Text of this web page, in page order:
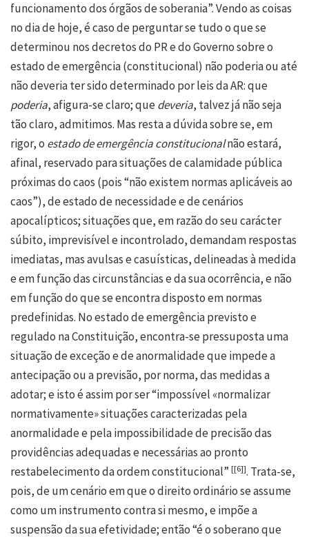
funcionamento dos órgãos de soberania”. Vendo as coisas
no dia de hoje, é caso de perguntar se tudo o que se
determinou nos decretos do PR e do Governo sobre o
estado de emergência (constitucional) não poderia ou até
não deveria ter sido determinado por leis da AR: que
poderia, afigura-se claro; quedeveria, talvez já não seja
tão claro, admitimos. Mas resta a dúvida sobre se, em
rigor, o estado de emergência constitucionalnão estará,
afinal, reservado para situações de calamidade pública
próximas do caos (pois “não existem normas aplicáveis ao
caos”), de estado de necessidade e de cenários
apocalípticos; situações que, em razão do seu carácter
súbito, imprevisível e incontrolado, demandam respostas
imediatas, mas avulsas e casuísticas, delineadas à medida
e em função das circunstâncias e da sua ocorrência, e não
em função do que se encontra disposto em normas
predefinidas. No estado de emergência previsto e
regulado na Constituição, encontra-se pressuposta uma
situação de exceção e de anormalidade que impede a
antecipação ou a previsão, por norma, das medidas a
adotar; e isto é assim por ser “impossível «normalizar
normativamente» situações caracterizadas pela
anormalidade e pela impossibilidade de precisão das
providências adequadas e necessárias ao pronto
restabelecimento da ordem constitucional” [[6]]. Trata-se,
pois, de um cenário em que o direito ordinário se assume
como um instrumento contra si mesmo, e impõe a
suspensão da sua efetividade; então “é o soberano que